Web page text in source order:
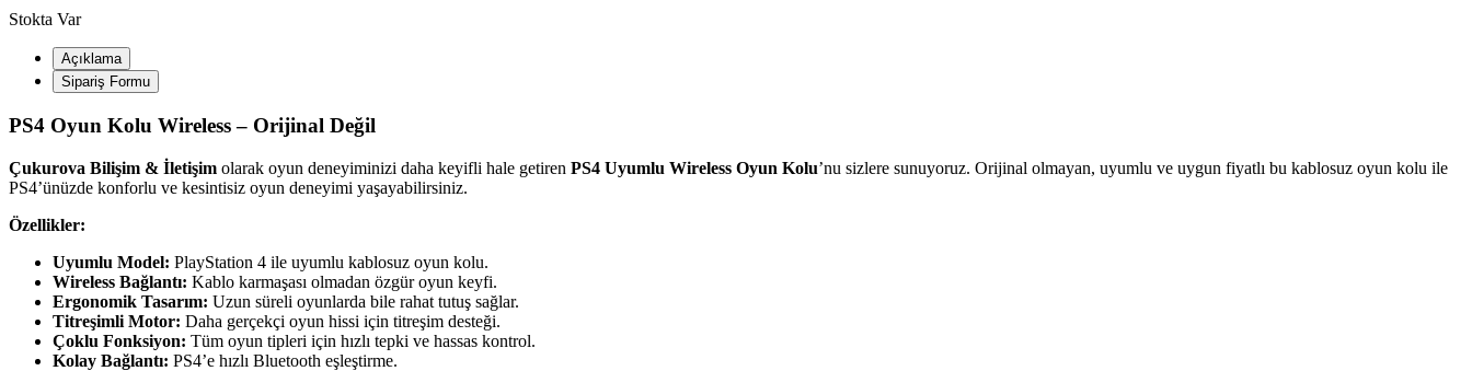
Stokta Var
Açıklama
Sipariş Formu
PS4 Oyun Kolu Wireless – Orijinal Değil
Çukurova Bilişim & İletişim olarak oyun deneyiminizi daha keyifli hale getiren PS4 Uyumlu Wireless Oyun Kolu’nu sizlere sunuyoruz. Orijinal olmayan, uyumlu ve uygun fiyatlı bu kablosuz oyun kolu ile
PS4’ünüzde konforlu ve kesintisiz oyun deneyimi yaşayabilirsiniz.
Özellikler:
Uyumlu Model: PlayStation 4 ile uyumlu kablosuz oyun kolu.
Wireless Bağlantı: Kablo karmaşası olmadan özgür oyun keyfi.
Ergonomik Tasarım: Uzun süreli oyunlarda bile rahat tutuş sağlar.
Titreşimli Motor: Daha gerçekçi oyun hissi için titreşim desteği.
Çoklu Fonksiyon: Tüm oyun tipleri için hızlı tepki ve hassas kontrol.
Kolay Bağlantı: PS4’e hızlı Bluetooth eşleştirme.